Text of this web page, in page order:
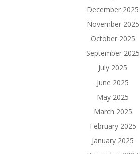
December 2025
November 2025
October 2025
September 2025
July 2025
June 2025
May 2025
March 2025
February 2025
January 2025